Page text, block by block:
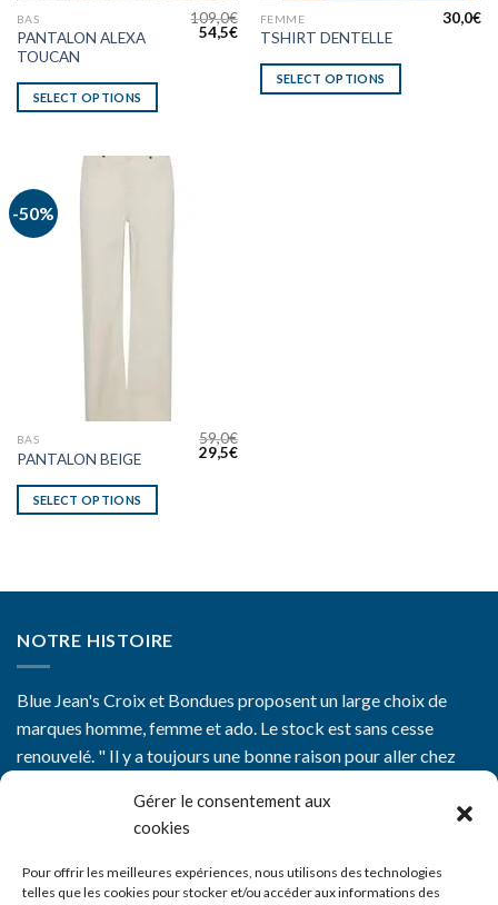
Gérer le consentement aux
cookies
Pour offrir les meilleures expériences, nous utilisons des technologies
telles que les cookies pour stocker et/ou accéder aux informations des
BAS
PANTALON ALEXA
TOUCAN
109,0€
54,5€
SELECT OPTIONS
FEMME
TSHIRT DENTELLE
30,0€
SELECT OPTIONS
-50%
BAS
PANTALON BEIGE
59,0€
29,5€
SELECT OPTIONS
NOTRE HISTOIRE
Blue Jean's Croix et Bondues proposent un large choix de
marques homme, femme et ado. Le stock est sans cesse
renouvelé. " Il y a toujours une bonne raison pour aller chez